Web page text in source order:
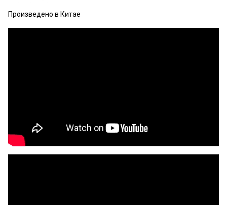
Произведено в Китае